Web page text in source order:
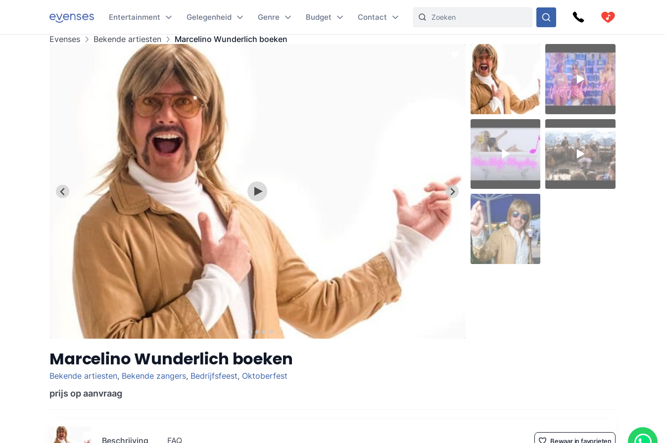
Entertainment Gelegenheid Genre Budget Contact
Evenses Bekende artiesten Marcelino Wunderlich boeken
Marcelino Wunderlich boeken
Bekende artiesten, Bekende zangers, Bedrijfsfeest, Oktoberfest
prijs op aanvraag
Beschrijving FAQ Bewaar in favorieten